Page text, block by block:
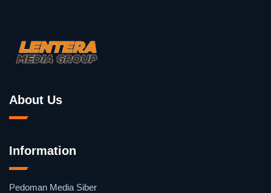
About Us
Information
Pedoman Media Siber